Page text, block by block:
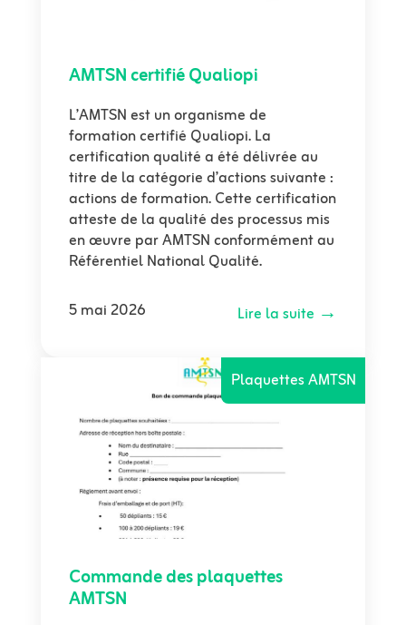
AMTSN certifié Qualiopi
L’AMTSN est un organisme de
formation certifié Qualiopi. La
certification qualité a été délivrée au
titre de la catégorie d’actions suivante :
actions de formation. Cette certification
atteste de la qualité des processus mis
en œuvre par AMTSN conformément au
Référentiel National Qualité.
5 mai 2026
Lire la suite →
Plaquettes AMTSN
Commande des plaquettes
AMTSN